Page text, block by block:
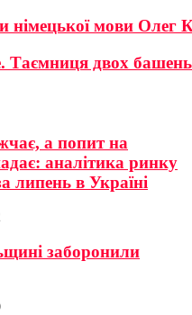
німецької мови Олег
двох башень
а попит на
аналітика ринку
липень в Україні
заборонили